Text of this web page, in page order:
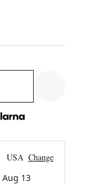
USA Change
Aug 13